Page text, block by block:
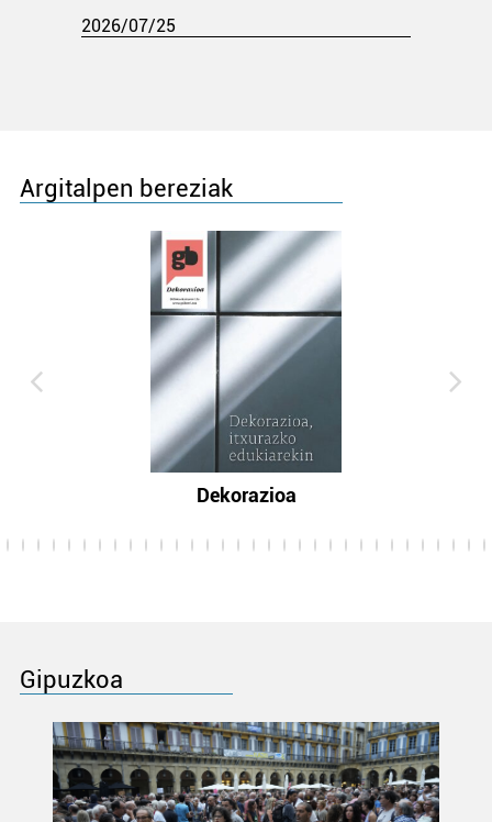
2026/07/25
Argitalpen bereziak
Dekorazioa
Gipuzkoa